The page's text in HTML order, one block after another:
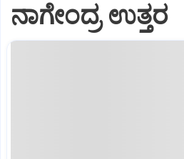
ನಾಗೇಂದ್ರ ಉತ್ತರ